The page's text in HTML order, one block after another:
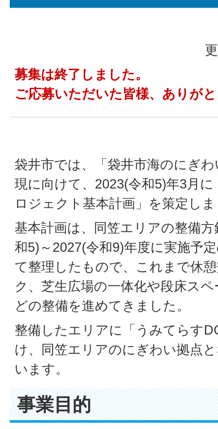
募集は終了しました。
ご応募いただいた皆様、ありが
袋井市では、「袋井市海のにぎ
現に向けて、2023(令和5)年3月
ロジェクト基本計画」を策定し
基本計画は、同笠エリアの整備
和5)～2027(令和9)年度に実施予
て整理したもので、これまで休
ク、芝生広場の一体化や段床ス
どの整備を進めてきました。
整備したエリアに「うみてらす
け、同笠エリアのにぎわい拠点
います。
事業目的